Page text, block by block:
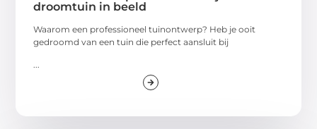
droomtuin in beeld
Waarom een professioneel tuinontwerp? Heb je ooit
gedroomd van een tuin die perfect aansluit bij
...